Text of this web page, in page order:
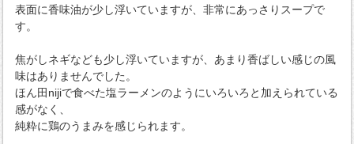
表面に香味油が少し浮いていますが、非常にあっさりスープで
す。
焦がしネギなども少し浮いていますが、あまり香ばしい感じの風
味はありませんでした。
ほん田nijiで食べた塩ラーメンのようにいろいろと加えられている
感がなく、
純粋に鶏のうまみを感じられます。